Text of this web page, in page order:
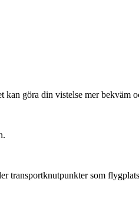
göra din vistelse mer bekväm
transportknutpunkter som